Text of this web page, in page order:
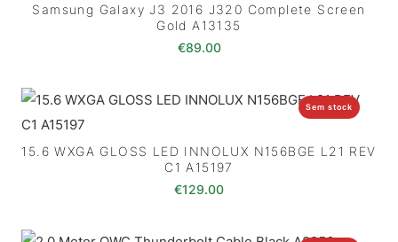
Samsung Galaxy J3 2016 J320 Complete Screen
Gold A13135
€89.00
Sem stock
15.6 WXGA GLOSS LED INNOLUX N156BGE L21 REV
C1 A15197
€129.00